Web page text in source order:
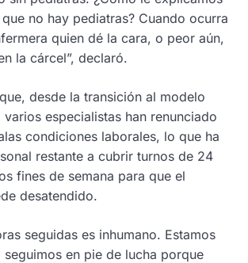
no hay pediatras? Cuando ocurra
quien dé la cara, o peor aún,
la cárcel”, declaró.
desde la transición al modelo
varios especialistas han renunciado
condiciones laborales, lo que ha
restante a cubrir turnos de 24
fines de semana para que el
desatendido.
seguidas es inhumano. Estamos
en pie de lucha porque